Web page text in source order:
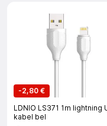
-2,80 €
LDNIO LS371 1m lightning
kabel bel